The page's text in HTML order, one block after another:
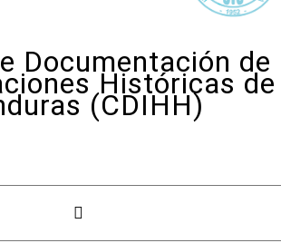
Documentación de
Históricas de
(CDIHH)